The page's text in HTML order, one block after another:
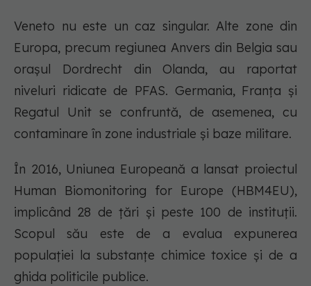
Veneto nu este un caz singular. Alte zone din
Europa, precum regiunea Anvers din Belgia sau
orașul Dordrecht din Olanda, au raportat
niveluri ridicate de PFAS. Germania, Franța și
Regatul Unit se confruntă, de asemenea, cu
contaminare în zone industriale și baze militare.
În 2016, Uniunea Europeană a lansat proiectul
Human Biomonitoring for Europe (HBM4EU),
implicând 28 de țări și peste 100 de instituții.
Scopul său este de a evalua expunerea
populației la substanțe chimice toxice și de a
ghida politicile publice.